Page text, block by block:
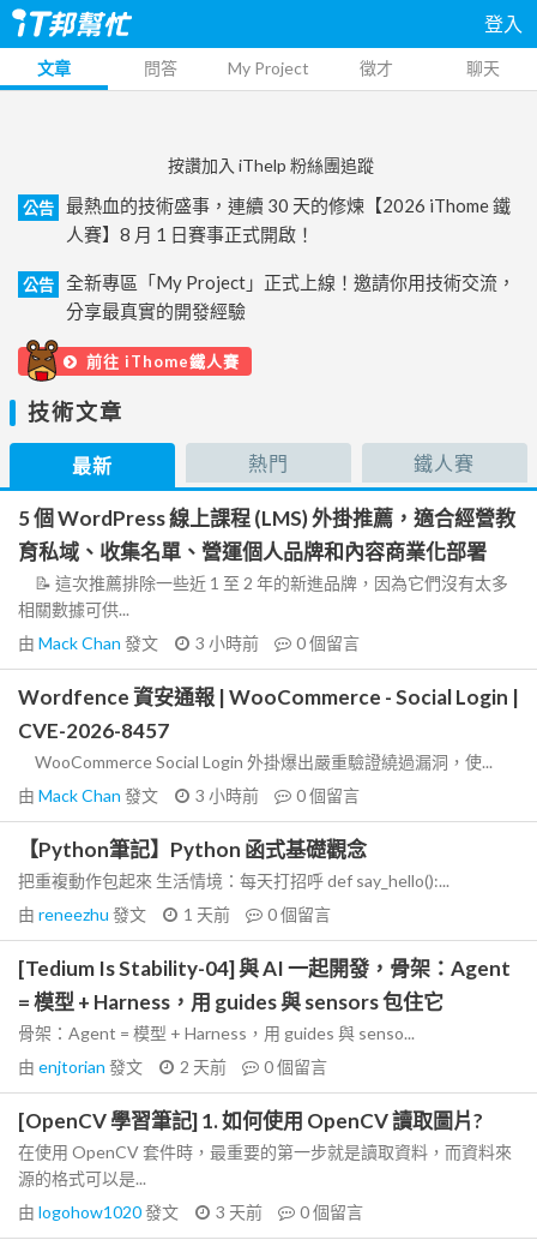
登入
文章 問答 My Project 徵才 聊天
按讚加入 iThelp 粉絲團追蹤
公告
最熱血的技術盛事，連續 30 天的修煉【2026 iThome 鐵
人賽】8 月 1 日賽事正式開啟！
公告
全新專區「My Project」正式上線！邀請你用技術交流，
分享最真實的開發經驗
前往 iThome鐵人賽
技術文章
最新 熱門 鐵人賽
5 個 WordPress 線上課程 (LMS) 外掛推薦，適合經營教
育私域、收集名單、營運個人品牌和內容商業化部署
📝 這次推薦排除一些近 1 至 2 年的新進品牌，因為它們沒有太多
相關數據可供...
由 Mack Chan 發文 3 小時前 0個留言
Wordfence 資安通報 | WooCommerce - Social Login |
CVE-2026-8457
WooCommerce Social Login 外掛爆出嚴重驗證繞過漏洞，使...
由 Mack Chan 發文 3 小時前 0個留言
【Python筆記】Python 函式基礎觀念
把重複動作包起來 生活情境：每天打招呼 def say_hello():...
由 reneezhu 發文 1 天前 0個留言
[Tedium Is Stability-04] 與 AI 一起開發，骨架：Agent
= 模型 + Harness，用 guides 與 sensors 包住它
骨架：Agent = 模型 + Harness，用 guides 與 senso...
由 enjtorian 發文 2 天前 0個留言
[OpenCV 學習筆記] 1. 如何使用 OpenCV 讀取圖片?
在使用 OpenCV 套件時，最重要的第一步就是讀取資料，而資料來
源的格式可以是...
由 logohow1020發文 3 天前 0個留言